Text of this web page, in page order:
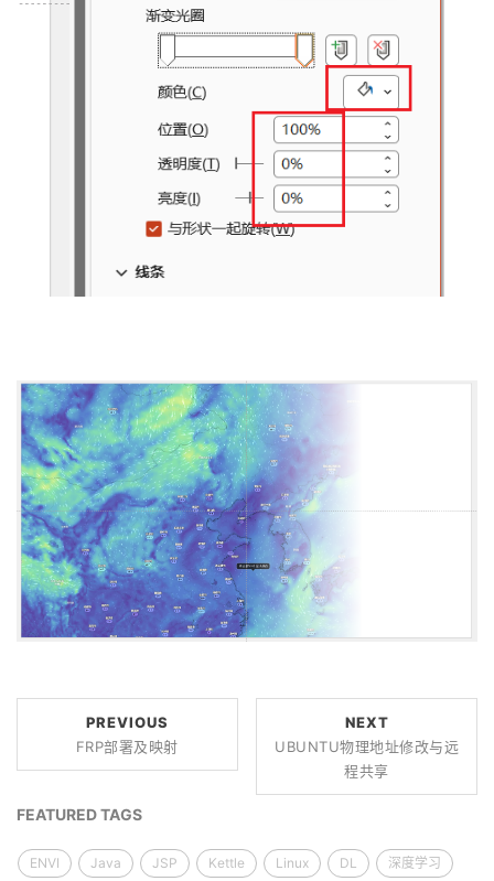
PREVIOUS
FRP部署及映射
NEXT
UBUNTU物理地址修改与远
程共享
FEATURED TAGS
ENVI Java JSP Kettle Linux DL 深度学习